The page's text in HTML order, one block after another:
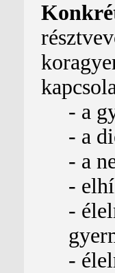
- a
- a
- a
-
-
-